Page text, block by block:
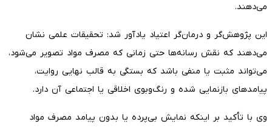
می‌دهند.
این پژوهش‌گر و درمان‌گر اعتیاد یادآور شد: تحقیقات علمی نشان
می‌دهند که نقش رسانه‌ها حتی زمانی که مصرف مواد تصویر می‌شود،
می‌تواند مثبت یا منفی باشد که بستگی به قالب نهایی روایت،
پیامدهای بازنمایی شده و رنگ‌وبوی اخلاقی یا اجتماعی آن دارد.
وی با تأکید بر اینکه نمایش بی‌پرده یا بدون پیامد مصرف مواد